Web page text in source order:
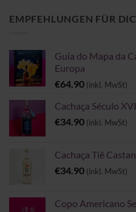
EMPFEHLUNGEN FÜR
Guia do Mapa da
Europa
€64.90 (inkl. MwSt)
Cachaça Século
€34.90 (inkl. MwSt)
Cachaça Tiê
€34.90 (inkl. MwSt)
Copo Americano